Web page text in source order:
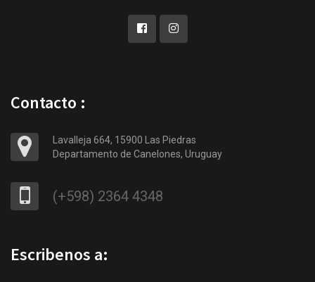
Contacto :
Lavalleja 664, 15900 Las Piedras
Departamento de Canelones, Uruguay
(+598) 2364 4348
Escribenos a: